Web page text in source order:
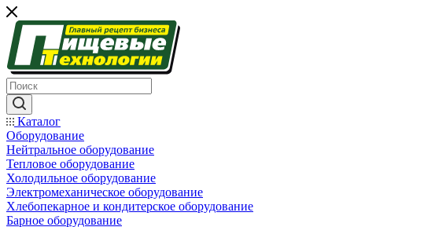
Каталог
Оборудование
Нейтральное оборудование
Тепловое оборудование
Холодильное оборудование
Электромеханическое оборудование
Хлебопекарное и кондитерское оборудование
Барное оборудование